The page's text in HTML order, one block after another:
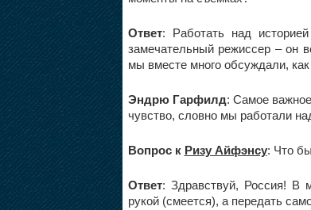
Ответ: Работать над
замечательный режиссер – он
мы вместе много обсуждали,
Эндрю Гарфилд: Самое
чувство, словно мы работали
Вопрос к Ризу Айфэнсу: Что
Ответ: Здравствуй, Россия! В
рукой (смеется), а передать